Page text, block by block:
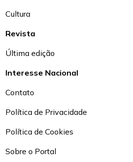
Cultura
Revista
Última edição
Interesse Nacional
Contato
Política de Privacidade
Política de Cookies
Sobre o Portal